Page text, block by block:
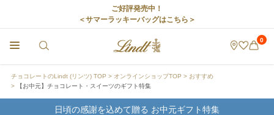
ご好評発売中！
＜サマーラッキーバッグはこちら＞
0
チョコレートのLindt (リンツ) TOP オンラインショップTOP
おすすめ
【お中元】チョコレート・スイーツのギフト特集
日頃の感謝を込めて贈る お中元ギフト特集